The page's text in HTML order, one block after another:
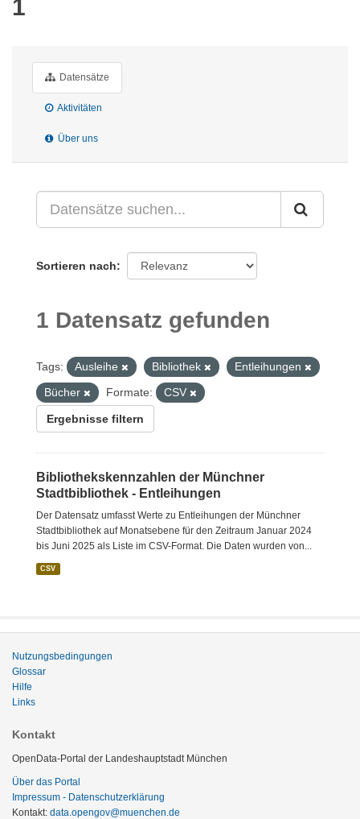
1
Datensätze
Aktivitäten
Über uns
Sortieren nach
1 Datensatz gefunden
Tags: Ausleihe Bibliothek
Entleihungen
Bücher
Formate: CSV
Ergebnisse filtern
Bibliothekskennzahlen der Münchner
Stadtbibliothek - Entleihungen
Der Datensatz umfasst Werte zu Entleihungen der Münchner
Stadtbibliothek auf Monatsebene für den Zeitraum Januar 2024
bis Juni 2025 als Liste im CSV-Format. Die Daten wurden von...
CSV
Nutzungsbedingungen
Glossar
Hilfe
Links
Kontakt
OpenData-Portal der Landeshauptstadt München
Über das Portal
Impressum - Datenschutzerklärung
Kontakt: data.opengov@muenchen.de